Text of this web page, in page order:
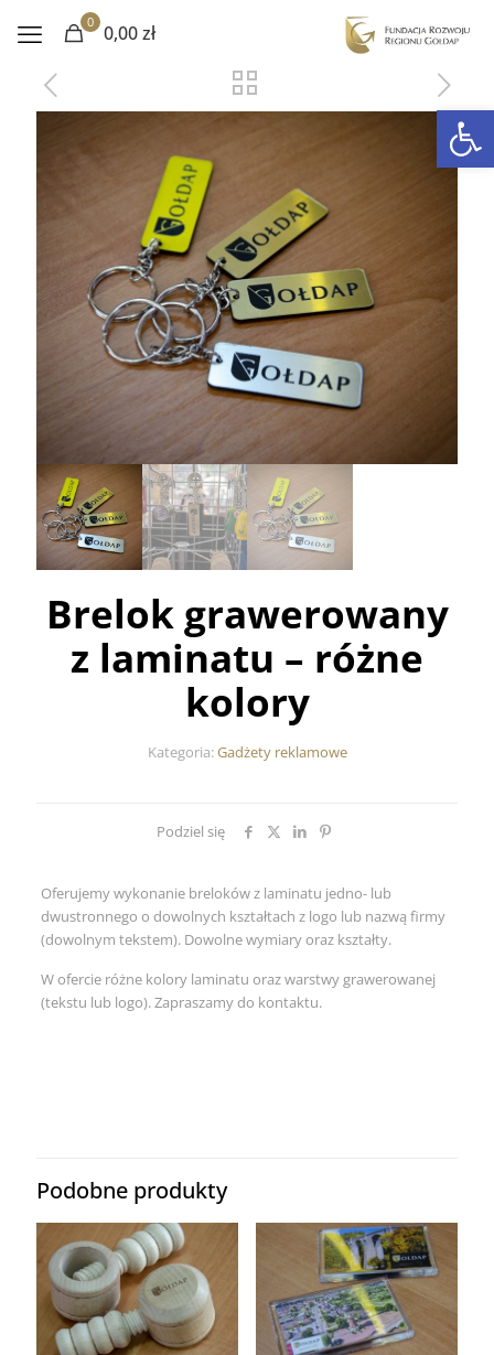
0 0,00 zł
Brelok grawerowany
z laminatu – różne
kolory
Kategoria:Gadżety reklamowe
Podziel się
Oferujemy wykonanie breloków z laminatu jedno- lub
dwustronnego o dowolnych kształtach z logo lub nazwą firmy
(dowolnym tekstem). Dowolne wymiary oraz kształty.
W ofercie różne kolory laminatu oraz warstwy grawerowanej
(tekstu lub logo). Zapraszamy do kontaktu.
Podobne produkty